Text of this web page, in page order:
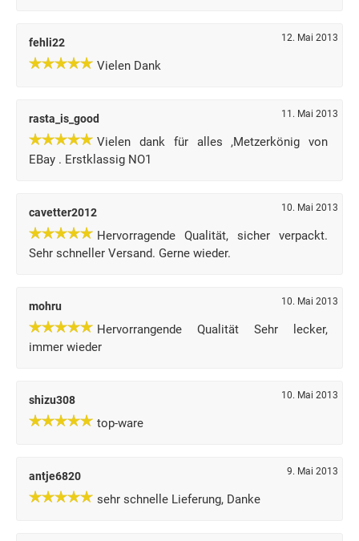
fehli22 12. Mai 2013
Vielen Dank
rasta_is_good 11. Mai 2013
Vielen dank für alles ,Metzerkönig von
EBay . Erstklassig NO1
cavetter2012 10. Mai 2013
Hervorragende Qualität, sicher verpackt.
Sehr schneller Versand. Gerne wieder.
mohru 10. Mai 2013
Hervorrangende Qualität Sehr lecker,
immer wieder
shizu308 10. Mai 2013
top-ware
antje6820 9. Mai 2013
sehr schnelle Lieferung, Danke